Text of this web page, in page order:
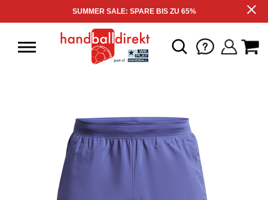
SUMMER SALE: SPARE BIS ZU 65%